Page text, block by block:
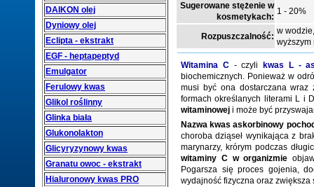
DAIKON olej
Dyniowy olej
Eclipta - ekstrakt
EGF - heptapeptyd
Emulgator
Ferulowy kwas
Glikol roślinny
Glinka biała
Glukonolakton
Glicyryzynowy kwas
Granatu owoc - ekstrakt
Hialuronowy kwas PRO
Sugerowane stężenie w
kosmetykach:
1 - 20%
Rozpuszczalność:
w
wyższym
Witamina C- czyli
kwas L -
biochemicznych. Ponieważ w
musi być ona dostarczana wraz
formach określanych literami L i
witaminowej i może być
Nazwa kwas askorbinowy
choroba dziąseł wynikająca z
marynarzy, krórym podczas
witaminy C w organizmie
Pogarsza się proces gojenia,
wydajność fizyczna oraz zwiększa